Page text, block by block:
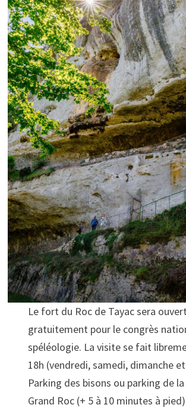
Le fort du Roc de Tayac sera ouvert
gratuitement pour le congrès
spéléologie. La visite se fait
18h (vendredi, samedi, dimanche
Parking des bisons ou parking de
Grand Roc (+ 5 à 10 minutes à